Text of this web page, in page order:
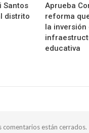
Santos
distrito
Aprueba
reforma
la inversión
educativa
comentarios están cerrados.